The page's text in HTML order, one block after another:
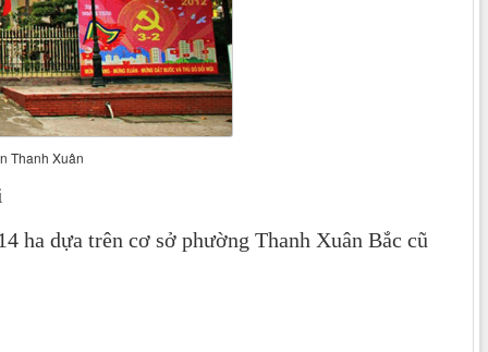
Thanh Xuân
ha dựa trên cơ sở phường Thanh Xuân Bắc cũ